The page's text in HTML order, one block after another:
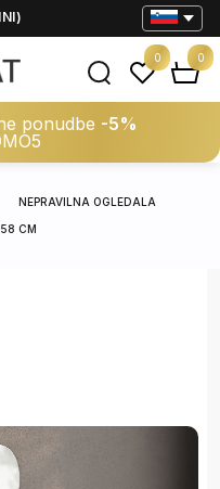
ponudbe -5%
0 0
NEPRAVILNA OGLEDALA
CM